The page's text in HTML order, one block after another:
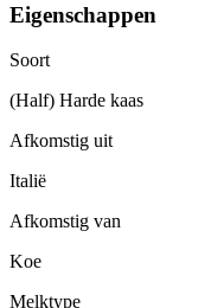
Eigenschappen
Soort
(Half) Harde kaas
Afkomstig uit
Italië
Afkomstig van
Koe
Melktype